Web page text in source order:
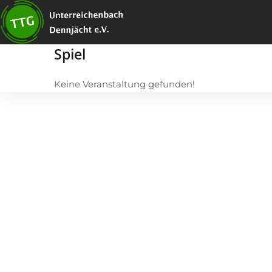
Zum
Inhalt
springen
Spiel
Keine Veranstaltung gefunden!